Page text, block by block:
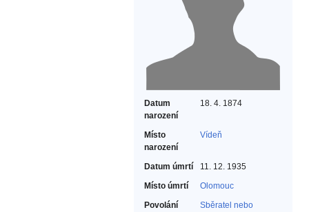
Datum
narození
18. 4. 1874
Místo
narození
Vídeň
Datum úmrtí
11. 12. 1935
Místo úmrtí
Olomouc
Povolání
Sběratel nebo